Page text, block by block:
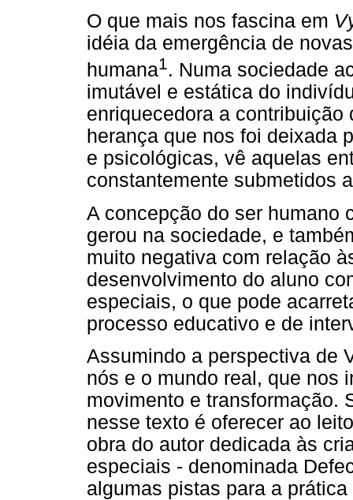
O que mais nos fascina em
idéia da emergência de
humana1. Numa sociedade
imutável e estática do
enriquecedora a
herança que nos foi deixada
e psicológicas, vê aquelas
constantemente submetidos
A concepção do ser humano
gerou na sociedade, e
muito negativa com relação
desenvolvimento do aluno
especiais, o que pode
processo educativo e de
Assumindo a perspectiva de
nós e o mundo real, que nos
movimento e transformação.
nesse texto é oferecer ao
obra do autor dedicada às
especiais - denominada
algumas pistas para a